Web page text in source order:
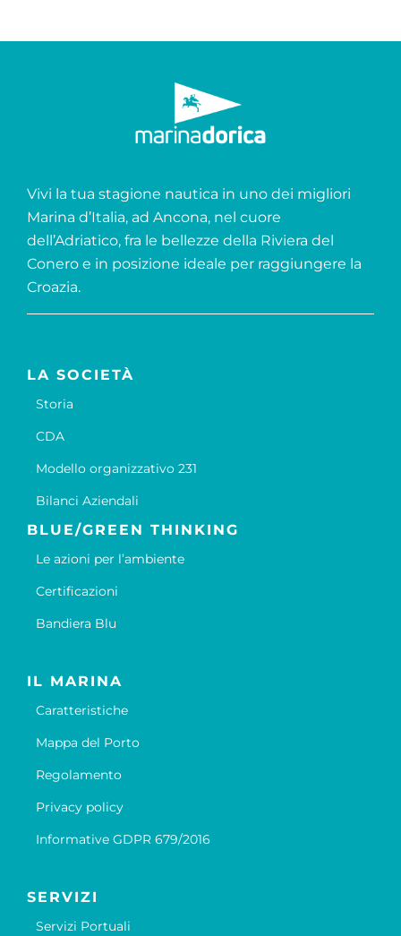
Vivi la tua stagione nautica in uno dei migliori
Marina d’Italia, ad Ancona, nel cuore
dell’Adriatico, fra le bellezze della Riviera del
Conero e in posizione ideale per raggiungere la
Croazia.
LA SOCIETÀ
Storia
CDA
Modello organizzativo 231
Bilanci Aziendali
BLUE/GREEN THINKING
Le azioni per l’ambiente
Certificazioni
Bandiera Blu
IL MARINA
Caratteristiche
Mappa del Porto
Regolamento
Privacy policy
Informative GDPR 679/2016
SERVIZI
Servizi Portuali